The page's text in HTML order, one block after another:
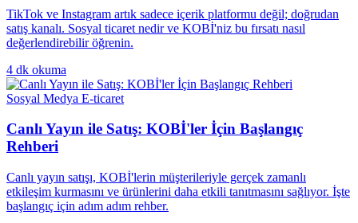
TikTok ve Instagram artık sadece içerik platformu değil; doğrudan
satış kanalı. Sosyal ticaret nedir ve KOBİ'niz bu fırsatı nasıl
değerlendirebilir öğrenin.
4 dk okuma
Sosyal Medya E-ticaret
Canlı Yayın ile Satış: KOBİ'ler İçin Başlangıç
Rehberi
Canlı yayın satışı, KOBİ'lerin müşterileriyle gerçek zamanlı
etkileşim kurmasını ve ürünlerini daha etkili tanıtmasını sağlıyor. İşte
başlangıç için adım adım rehber.